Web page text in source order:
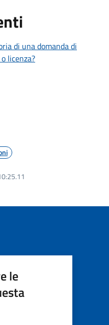
di una domanda di
licenza?
le